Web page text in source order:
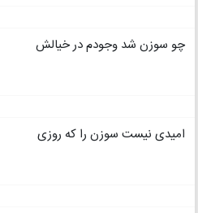
چو سوزن شد وجودم در خیالش
امیدی نیست سوزن را که روزی